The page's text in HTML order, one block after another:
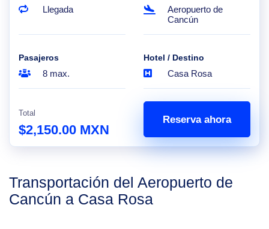
Llegada
Aeropuerto de
Cancún
Pasajeros
8 max.
Hotel / Destino
Casa Rosa
Total
$2,150.00 MXN
Reserva ahora
Transportación del Aeropuerto de
Cancún a Casa Rosa